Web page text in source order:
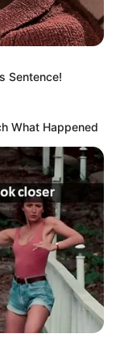
Sentence!
What Happened